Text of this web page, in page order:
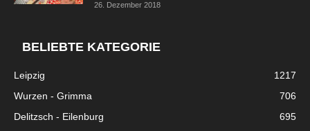
26. Dezember 2018
BELIEBTE KATEGORIE
Leipzig
1217
Wurzen - Grimma
706
Delitzsch - Eilenburg
695